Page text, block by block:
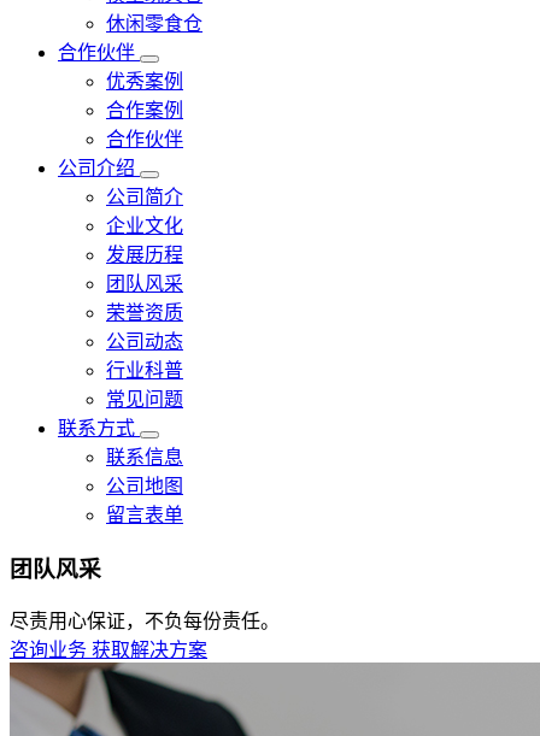
休闲零食仓
合作伙伴
优秀案例
合作案例
合作伙伴
公司介绍
公司简介
企业文化
发展历程
团队风采
荣誉资质
公司动态
行业科普
常见问题
联系方式
联系信息
公司地图
留言表单
团队风采
尽责用心保证，不负每份责任。
咨询业务 获取解决方案